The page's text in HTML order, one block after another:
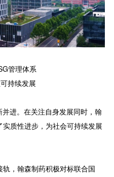
管理体系
持续发展
进。在关注自身发展同时，翰
质性进步，为社会可持续发展
，翰森制药积极对标联合国